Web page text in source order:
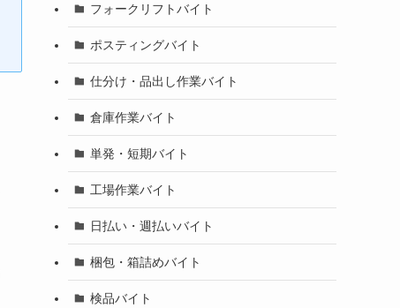
フォークリフトバイト
ポスティングバイト
仕分け・品出し作業バイト
倉庫作業バイト
単発・短期バイト
工場作業バイト
日払い・週払いバイト
梱包・箱詰めバイト
検品バイト